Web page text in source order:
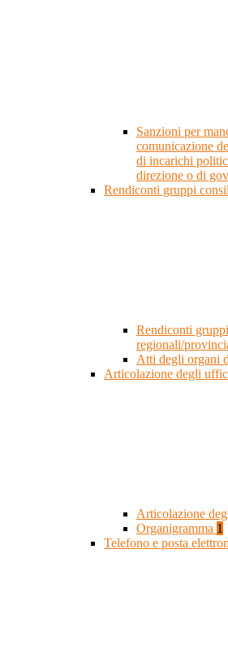
Sanzioni per
comunicazione
di incarichi
direzione o di
Rendiconti gruppi
Rendiconti
regionali/
Atti degli organi
Articolazione degli
Articolazione
Organigramma 1
Telefono e posta